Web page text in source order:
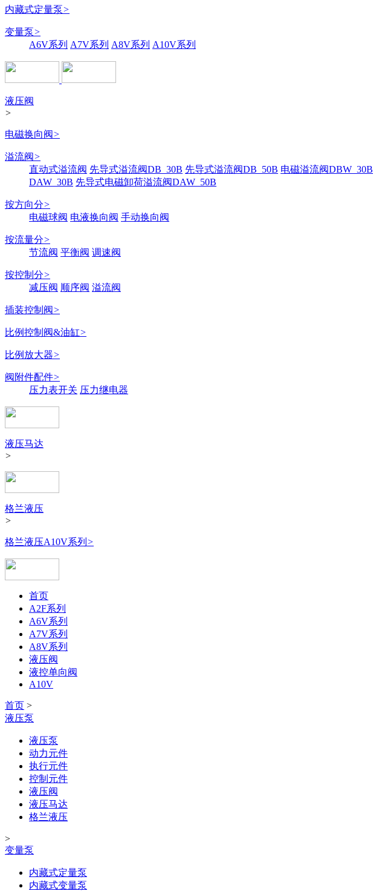
内藏式定量泵>
变量泵>
A6V系列 A7V系列 A8V系列 A10V系列
液压阀
>
电磁换向阀>
溢流阀>
直动式溢流阀 先导式溢流阀DB_30B 先导式溢流阀DB_50B 电磁溢流阀DBW_30B
DAW_30B 先导式电磁卸荷溢流阀DAW_50B
按方向分>
电磁球阀 电液换向阀 手动换向阀
按流量分>
节流阀 平衡阀 调速阀
按控制分>
减压阀 顺序阀 溢流阀
插装控制阀>
比例控制阀&油缸>
比例放大器>
阀附件配件>
压力表开关 压力继电器
液压马达
>
格兰液压
>
格兰液压A10V系列 >
首页
A2F系列
A6V系列
A7V系列
A8V系列
液压阀
液控单向阀
A10V
首页 >
液压泵
液压泵
动力元件
执行元件
控制元件
液压阀
液压马达
格兰液压
>
变量泵
内藏式定量泵
内藏式变量泵